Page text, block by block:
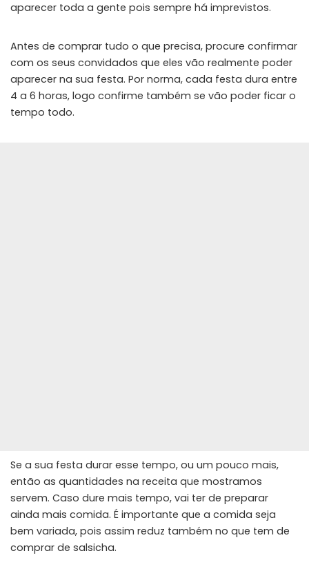
aparecer toda a gente pois sempre há imprevistos.
Antes de comprar tudo o que precisa, procure confirmar
com os seus convidados que eles vão realmente poder
aparecer na sua festa. Por norma, cada festa dura entre
4 a 6 horas, logo confirme também se vão poder ficar o
tempo todo.
Se a sua festa durar esse tempo, ou um pouco mais,
então as quantidades na receita que mostramos
servem. Caso dure mais tempo, vai ter de preparar
ainda mais comida. É importante que a comida seja
bem variada, pois assim reduz também no que tem de
comprar de salsicha.